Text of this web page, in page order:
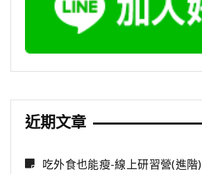
近期文章
吃外食也能瘦-線上研習營(進階)